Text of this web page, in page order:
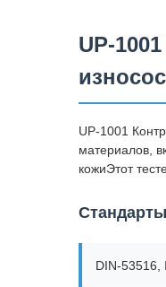
UP-
UP-1001
материалов,
кожиЭтот
DIN-53516,